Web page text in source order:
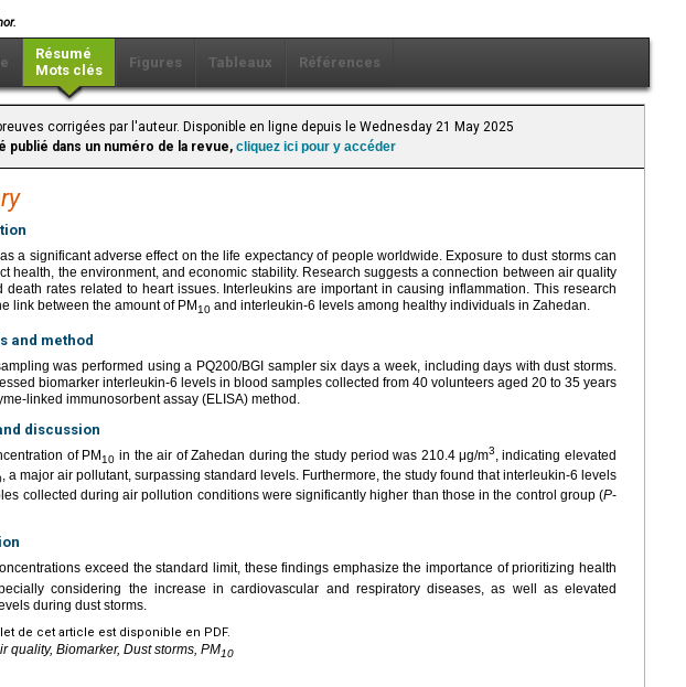
Résumé
Mots clés
Figures Tableaux Références
corrigées par l'auteur. Disponible en ligne depuis le Wednesday 21 May 2025
publié dans un numéro de la revue, cliquez ici pour y accéder
a significant adverse effect on the life expectancy of people worldwide. Exposure to dust storms can
health, the environment, and economic stability. Research suggests a connection between air quality
death rates related to heart issues. Interleukins are important in causing inflammation. This research
link between the amount of PM10 and interleukin-6 levels among healthy individuals in Zahedan.
and method
was performed using a PQ200/BGI sampler six days a week, including days with dust storms.
biomarker interleukin-6 levels in blood samples collected from 40 volunteers aged 20 to 35 years
linked immunosorbent assay (ELISA) method.
discussion
of PM10 in the air of Zahedan during the study period was 210.4 μg/m3
, indicating elevated
, a major air pollutant, surpassing standard levels. Furthermore, the study found that interleukin-6 levels
collected during air pollution conditions were significantly higher than those in the control group (P-
exceed the standard limit, these findings emphasize the importance of prioritizing health
considering the increase in cardiovascular and respiratory diseases, as well as elevated
during dust storms.
de cet article est disponible en PDF.
quality, Biomarker, Dust storms, PM10